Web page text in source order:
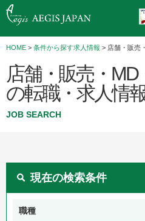
HOME > 条件から探す求人情報 > 店舗・販売
店舗・販売・
の転職・求人情
JOB SEARCH
現在の検索条件
職種